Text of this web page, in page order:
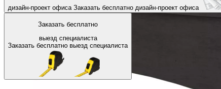
дизайн-проект офиса Заказать бесплатно дизайн-проект офиса
Заказать бесплатно
выезд специалиста
Заказать бесплатно выезд специалиста